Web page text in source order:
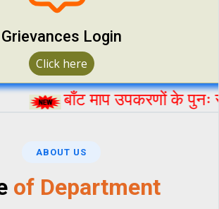
Grievances Login
Click here
बाँट माप उपकरणों के पुनः
ABOUT US
of Department